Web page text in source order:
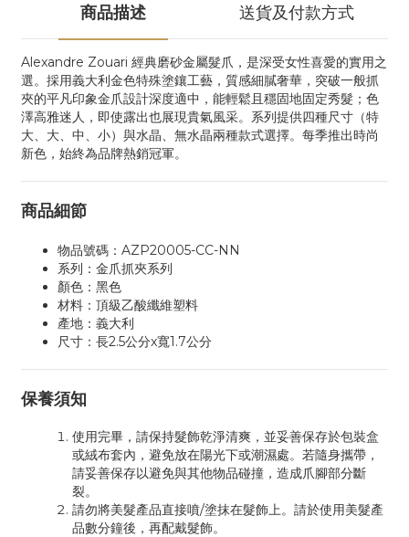
商品描述 送貨及付款方式
Alexandre Zouari 經典磨砂金屬髮爪，是深受女性喜愛的實用之
選。採用義大利金色特殊塗鑲工藝，質感細膩奢華，突破一般抓
夾的平凡印象金爪設計深度適中，能輕鬆且穩固地固定秀髮；色
澤高雅迷人，即使露出也展現貴氣風采。系列提供四種尺寸（特
大、大、中、小）與水晶、無水晶兩種款式選擇。每季推出時尚
新色，始終為品牌熱銷冠軍。
商品細節
物品號碼：AZP20005-CC-NN
系列：金爪抓夾系列
顏色：黑色
材料：頂級乙酸纖維塑料
產地：義大利
尺寸：長2.5公分x寬1.7公分
保養須知
使用完畢，請保持髮飾乾淨清爽，並妥善保存於包裝盒
或絨布套內，避免放在陽光下或潮濕處。若隨身攜帶，
請妥善保存以避免與其他物品碰撞，造成爪腳部分斷
裂。
請勿將美髮產品直接噴/塗抹在髮飾上。請於使用美髮產
品數分鐘後，再配戴髮飾。